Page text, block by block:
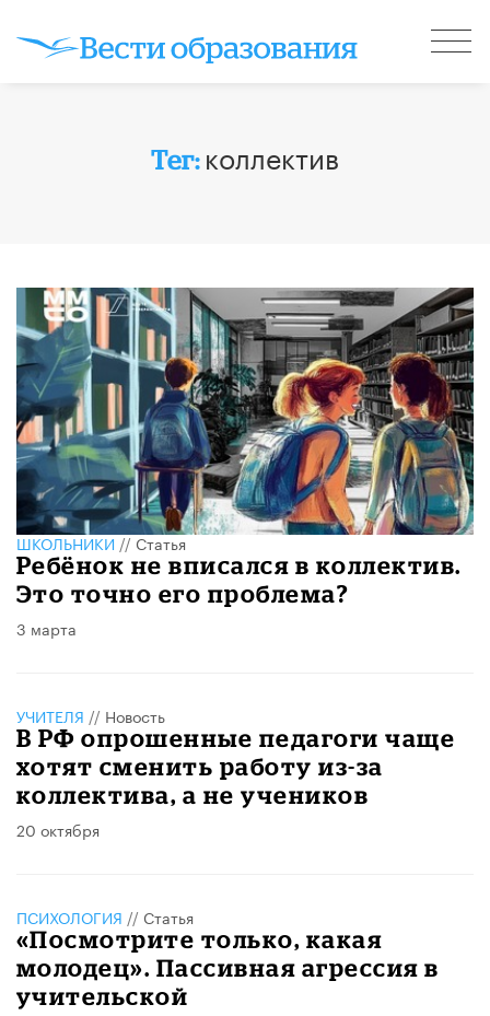
Тег: коллектив
ШКОЛЬНИКИ//Статья
Ребёнок не вписался в коллектив.
Это точно его проблема?
3 марта
УЧИТЕЛЯ // Новость
В РФ опрошенные педагоги чаще
хотят сменить работу из-за
коллектива, а не учеников
20 октября
ПСИХОЛОГИЯ // Статья
«Посмотрите только, какая
молодец». Пассивная агрессия в
учительской